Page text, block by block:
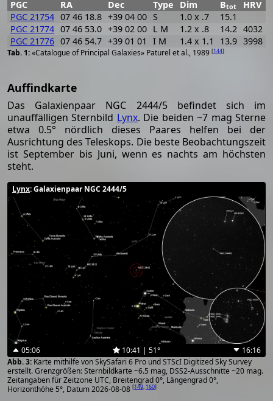
«Catalogue of Principal Galaxies» Paturel et al., 1989 [144]
PGC RA Dec Type Dim Btot HRV
PGC 21754 07 46 18.8 +39 04 00 S 1.0 x .7
15.1
PGC 21774 07 46 53.0 +39 02 00 L M 1.2 x .8 14.2 4032
PGC 21776 07 46 54.7 +39 01 01 I M 1.4 x 1.1 13.9 3998
Auffindkarte
Das Galaxienpaar NGC 2444/5 befindet sich im
unauffälligen Sternbild Lynx. Die beiden ~7 mag Sterne
etwa 0.5° nördlich dieses Paares helfen bei der
Ausrichtung des Teleskops. Die beste Beobachtungszeit
ist September bis Juni, wenn es nachts am höchsten
steht.
Lynx: Galaxienpaar NGC 2444/5
05:06 10:41 | 51°
16:16
Karte mithilfe von SkySafari 6 Pro und STScI Digitized Sky Survey
erstellt. Grenzgrößen: Sternbildkarte ~6.5 mag, DSS2-Ausschnitte ~20 mag.
Zeitangaben für Zeitzone UTC, Breitengrad 0°, Längengrad 0°,
Horizonthöhe 5°, Datum 2026-08-08 [149, 160]